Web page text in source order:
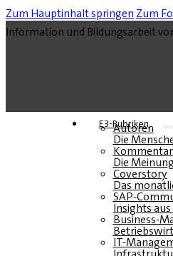
Zum Hauptinhalt springen Zum
Information und Bildungsarbeit
E3-Rubriken
Autoren
Die
Die
Coverstory
Das
SAP-
Insights
Business-
IT-